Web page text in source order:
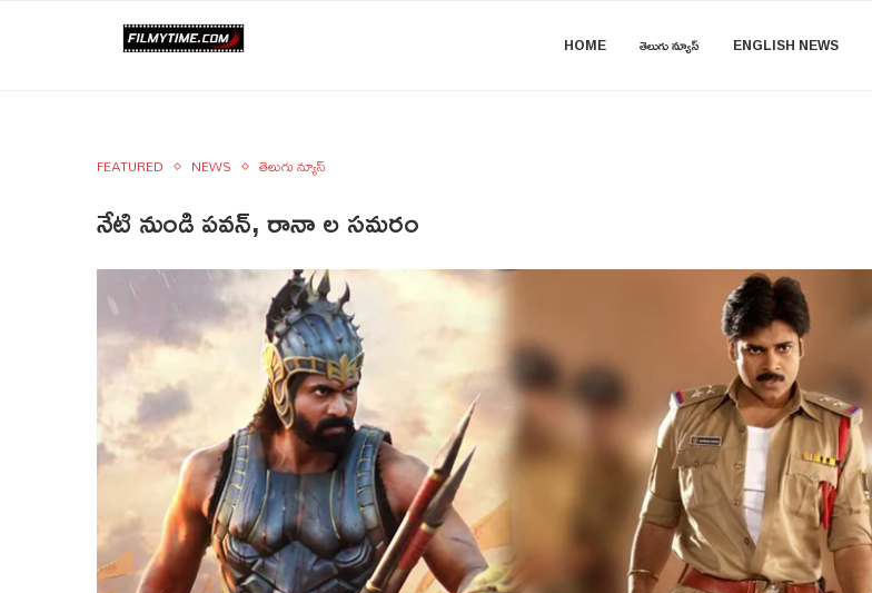
HOME తెలుగు న్యూస్ ENGLISH NEWS
FEATURED NEWS తెలుగు న్యూస్
నేటి నుండి పవన్, రానా ల సమరం